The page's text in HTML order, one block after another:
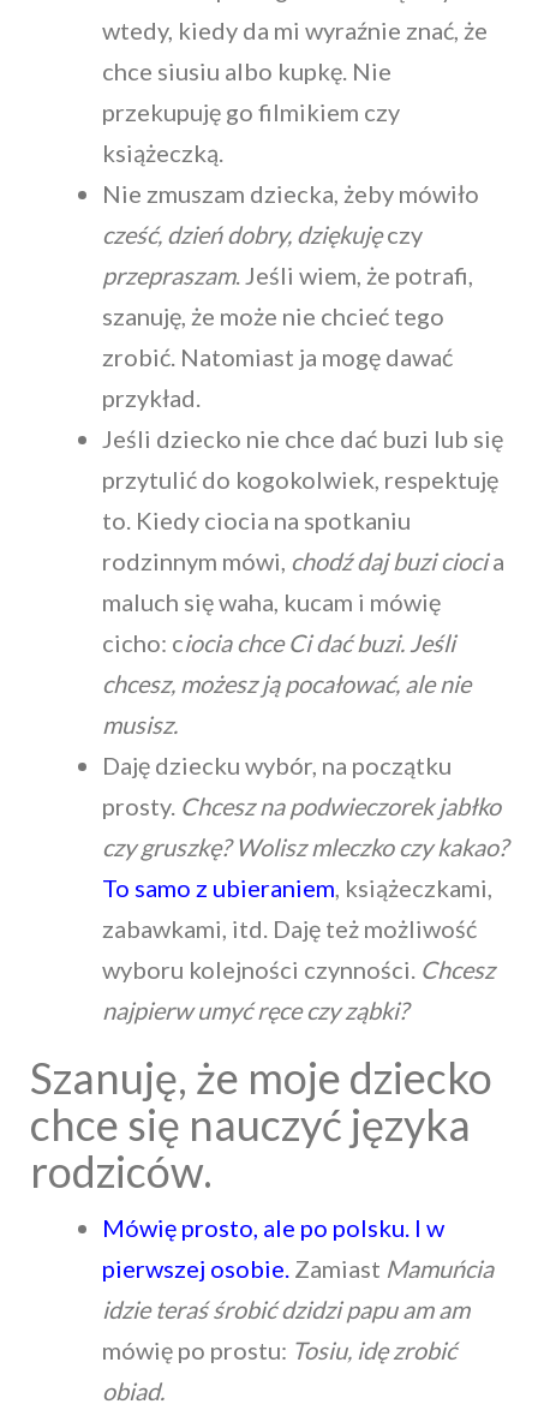
wtedy, kiedy da mi wyraźnie znać, że
chce siusiu albo kupkę. Nie
przekupuję go filmikiem czy
książeczką.
Nie zmuszam dziecka, żeby mówiło
cześć, dzień dobry, dziękujęczy
przepraszam. Jeśli wiem, że potrafi,
szanuję, że może nie chcieć tego
zrobić. Natomiast ja mogę dawać
przykład.
Jeśli dziecko nie chce dać buzi lub się
przytulić do kogokolwiek, respektuję
to. Kiedy ciocia na spotkaniu
rodzinnym mówi, chodź daj buzi ciocia
maluch się waha, kucam i mówię
cicho: ciocia chce Ci dać buzi. Jeśli
chcesz, możesz ją pocałować, ale nie
musisz.
Daję dziecku wybór, na początku
prosty. Chcesz na podwieczorek jabłko
czy gruszkę? Wolisz mleczko czy kakao?
To samo z ubieraniem, książeczkami,
zabawkami, itd. Daję też możliwość
wyboru kolejności czynności. Chcesz
najpierw umyć ręce czy ząbki?
Szanuję, że moje dziecko
chce się nauczyć języka
rodziców.
Mówię prosto, ale po polsku. I w
pierwszej osobie. Zamiast Mamuńcia
idzie teraś śrobić dzidzi papu am am
mówię po prostu: Tosiu, idę zrobić
obiad.